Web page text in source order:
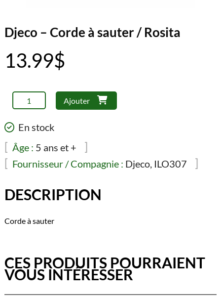
Djeco – Corde à sauter / Rosita
13.99$
quantité
de
Djeco
-
Corde
sauter
Rosita
Ajouter
En stock
Âge : 5 ans et +
Fournisseur / Compagnie : Djeco, ILO307
DESCRIPTION
Corde à sauter
CES PRODUITS POURRAIENT
VOUS INTÉRESSER